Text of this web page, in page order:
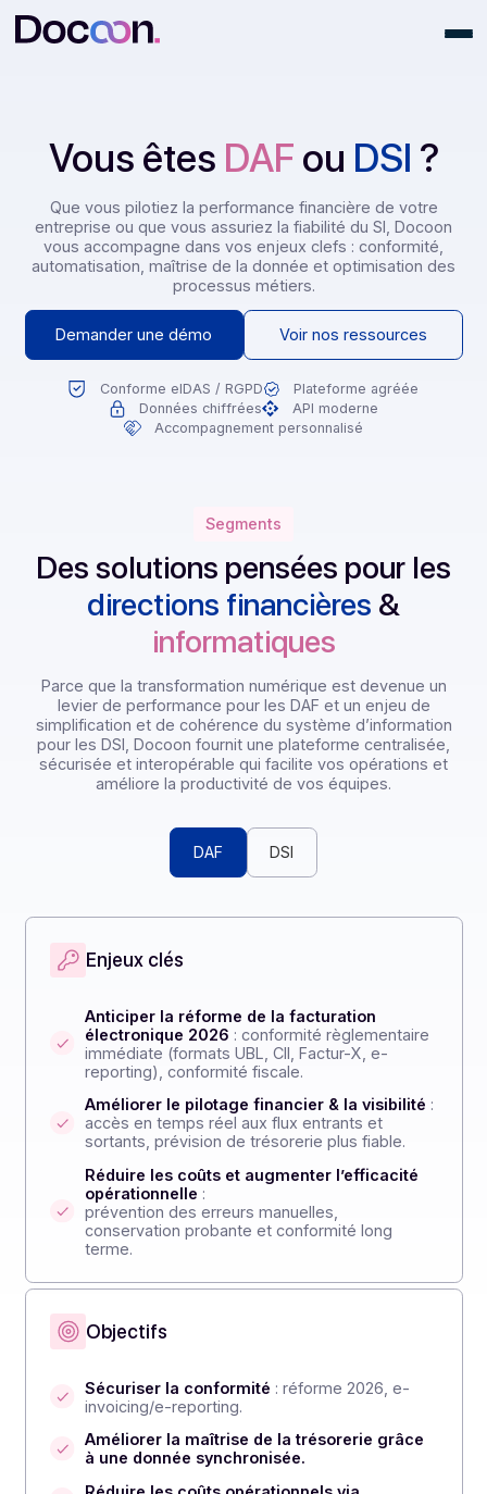
Vous êtesDAFouDSI
Que vous pilotiez la performance financière de votre
entreprise ou que vous assuriez la fiabilité du SI,
vous accompagne dans vos enjeux clefs :
automatisation, maîtrise de la donnée et optimisation
processus métiers.
Conforme eIDAS / RGPD
Plateforme agréée
Segments
Des solutions pensées pour
directions financières&
informatiques
Parce que la transformation numérique est devenue
levier de performance pour les DAF et un enjeu de
pour les DSI, Docoon fournit une plateforme
sécurisée et interopérable qui facilite vos opérations
améliore la productivité de vos équipes.
Enjeux clés
Anticiper la réforme de la facturation
électronique 2026: conformité règlementaire
immédiate (formats UBL, CII, Factur-X, e-
reporting), conformité fiscale.
Améliorer le pilotage financier & la visibilité
accès en temps réel aux flux entrants et
opérationnelle
prévention des erreurs manuelles,
terme.
Objectifs